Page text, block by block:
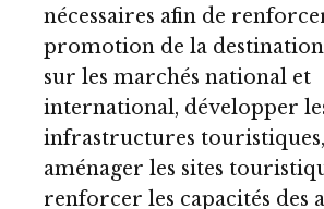
nécessaires afin de
promotion de la
sur les marchés national et
international, développer
infrastructures
aménager les sites
renforcer les capacités des